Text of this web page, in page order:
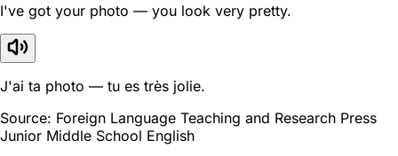
I've got your photo — you look very pretty.
J'ai ta photo — tu es très jolie.
Source: Foreign Language Teaching and Research Press
Junior Middle School English